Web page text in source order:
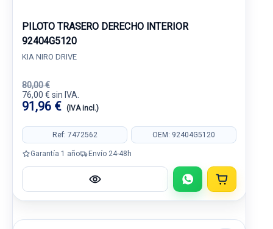
PILOTO TRASERO DERECHO INTERIOR
92404G5120
KIA NIRO DRIVE
80,00 €
76,00 € sin IVA.
91,96 € (IVA incl.)
Ref: 7472562 OEM: 92404G5120
Garantía 1 año Envío 24-48h